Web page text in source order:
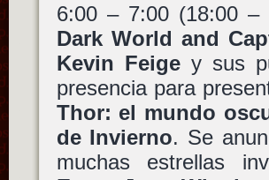
6:00 – 7:00 (18:00 –
Dark World and
Kevin Feigey sus
presencia para
Thor: el mundo
de Invierno. Se
muchas estrellas